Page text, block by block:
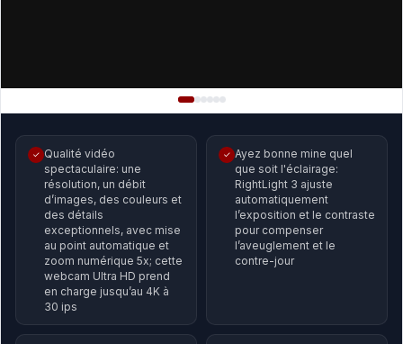
✓ Qualité vidéo
spectaculaire: une
résolution, un débit
d’images, des couleurs et
des détails
exceptionnels, avec mise
au point automatique et
zoom numérique 5x; cette
webcam Ultra HD prend
en charge jusqu’au 4K à
30 ips
✓ Ayez bonne mine quel
que soit l'éclairage:
RightLight 3 ajuste
automatiquement
l’exposition et le contraste
pour compenser
l’aveuglement et le
contre-jour